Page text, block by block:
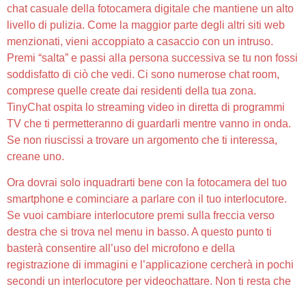
chat casuale della fotocamera digitale che mantiene un alto
livello di pulizia. Come la maggior parte degli altri siti web
menzionati, vieni accoppiato a casaccio con un intruso.
Premi “salta” e passi alla persona successiva se tu non fossi
soddisfatto di ciò che vedi. Ci sono numerose chat room,
comprese quelle create dai residenti della tua zona.
TinyChat ospita lo streaming video in diretta di programmi
TV che ti permetteranno di guardarli mentre vanno in onda.
Se non riuscissi a trovare un argomento che ti interessa,
creane uno.
Ora dovrai solo inquadrarti bene con la fotocamera del tuo
smartphone e cominciare a parlare con il tuo interlocutore.
Se vuoi cambiare interlocutore premi sulla freccia verso
destra che si trova nel menu in basso. A questo punto ti
basterà consentire all’uso del microfono e della
registrazione di immagini e l’applicazione cercherà in pochi
secondi un interlocutore per videochattare. Non ti resta che